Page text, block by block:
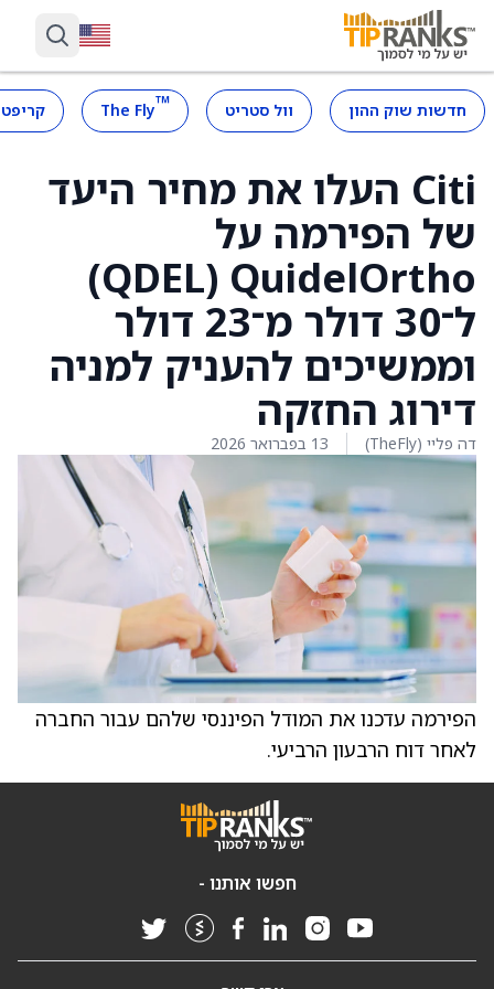
חדשות שוק ההון וול סטריט ™
The Fly
Citi העלו את מחיר היעד
של הפירמה על
QuidelOrtho ‏(QDEL)
ל־30 דולר מ־23 דולר
וממשיכים להעניק למניה
דירוג החזקה
דה פליי (TheFly) 13 בפברואר 2026
הפירמה עדכנו את המודל הפיננסי שלהם עבור החברה
לאחר דוח הרבעון הרביעי.
חפשו אותנו -